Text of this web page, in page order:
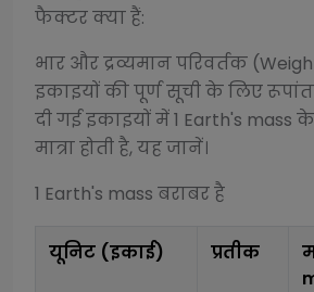
फैक्टर क्या हैं:
भार और द्रव्यमान परिवर्तक
इकाइयों की पूर्ण सूची के लिए
दी गई इकाइयों में 1 Earth's mass के
मात्रा होती है, यह जानें।
1 Earth's mass बराबर है
यूनिट (इकाई) प्रतीक